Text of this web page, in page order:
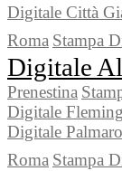
Digitale Città
Roma Stampa
Digitale
Prenestina
Digitale Fleming
Digitale
Roma Stampa